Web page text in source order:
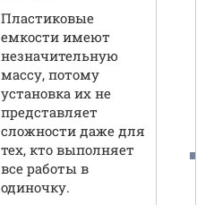
Пластиковые
емкости имеют
незначительную
массу, потому
установка их не
представляет
сложности даже для
тех, кто выполняет
все работы в
одиночку.